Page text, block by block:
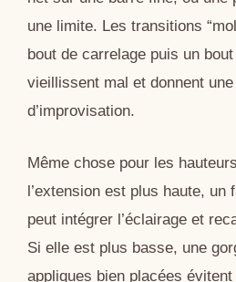
une limite. Les transitions
bout de carrelage puis un
vieillissent mal et donnent
d’improvisation.
Même chose pour les
l’extension est plus haute, un
peut intégrer l’éclairage et
Si elle est plus basse, une
appliques bien placées évitent